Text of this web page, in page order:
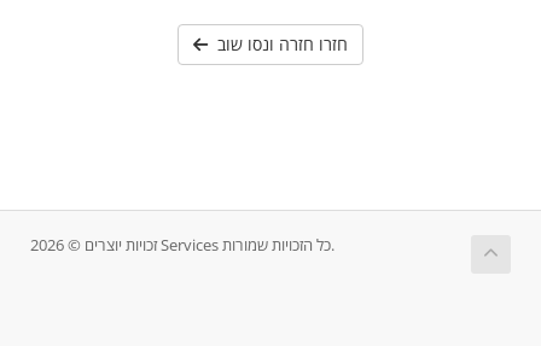
חזרו חזרה ונסו שוב
זכויות יוצרים © 2026 Services כל הזכויות שמורות.